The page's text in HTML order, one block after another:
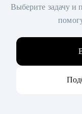
Выберите задачу и